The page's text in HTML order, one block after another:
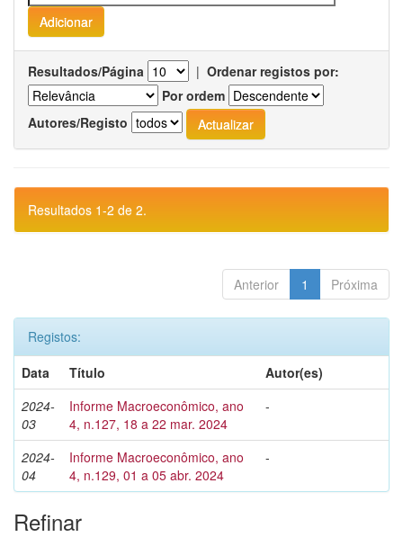
Resultados/Página | Ordenar registos por:
Por ordem
Autores/Registo
Resultados 1-2 de 2.
Anterior 1 Próxima
Registos:
Data
Título
Autor(es)
2024-
03
Informe Macroeconômico, ano
4, n.127, 18 a 22 mar. 2024
-
2024-
04
Informe Macroeconômico, ano
4, n.129, 01 a 05 abr. 2024
-
Refinar